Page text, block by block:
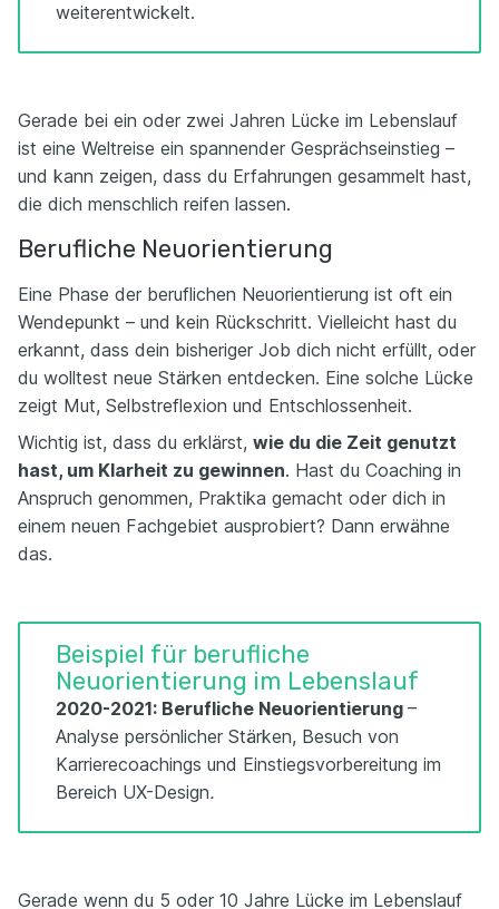
weiterentwickelt.
Gerade bei ein oder zwei Jahren Lücke im Lebenslauf
ist eine Weltreise ein spannender Gesprächseinstieg –
und kann zeigen, dass du Erfahrungen gesammelt hast,
die dich menschlich reifen lassen.
Berufliche Neuorientierung
Eine Phase der beruflichen Neuorientierung ist oft ein
Wendepunkt – und kein Rückschritt. Vielleicht hast du
erkannt, dass dein bisheriger Job dich nicht erfüllt, oder
du wolltest neue Stärken entdecken. Eine solche Lücke
zeigt Mut, Selbstreflexion und Entschlossenheit.
Wichtig ist, dass du erklärst, wie du die Zeit genutzt
hast, um Klarheit zu gewinnen. Hast du Coaching in
Anspruch genommen, Praktika gemacht oder dich in
einem neuen Fachgebiet ausprobiert? Dann erwähne
das.
Beispiel für berufliche
Neuorientierung im Lebenslauf
2020-2021: Berufliche Neuorientierung –
Analyse persönlicher Stärken, Besuch von
Karrierecoachings und Einstiegsvorbereitung im
Bereich UX-Design.
Gerade wenn du 5 oder 10 Jahre Lücke im Lebenslauf